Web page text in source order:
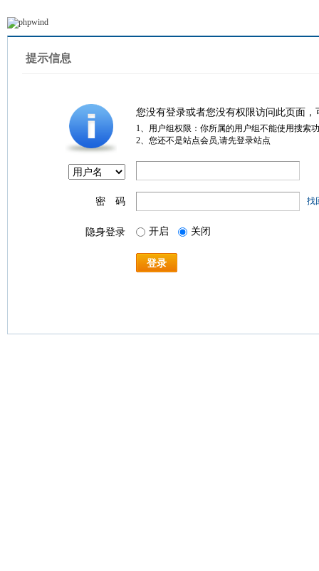
提示信息
您没有登录或者您没有权限访问此页面
1、用户组权限：你所属的用户组不能使用搜索
2、您还不是站点会员,请先登录站点
密 码 找
隐身登录 开启 关闭
登录